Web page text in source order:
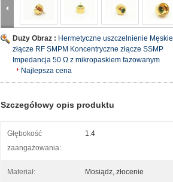
Duży Obraz : Hermetyczne uszczelnienie Męskie
złącze RF SMPM Koncentryczne złącze SSMP
Impedancja 50 Ω z mikropaskiem fazowanym
Najlepsza cena
Szczegółowy opis produktu
Głębokość
zaangażowania:
1.4
Materiał: Mosiądz, złocenie